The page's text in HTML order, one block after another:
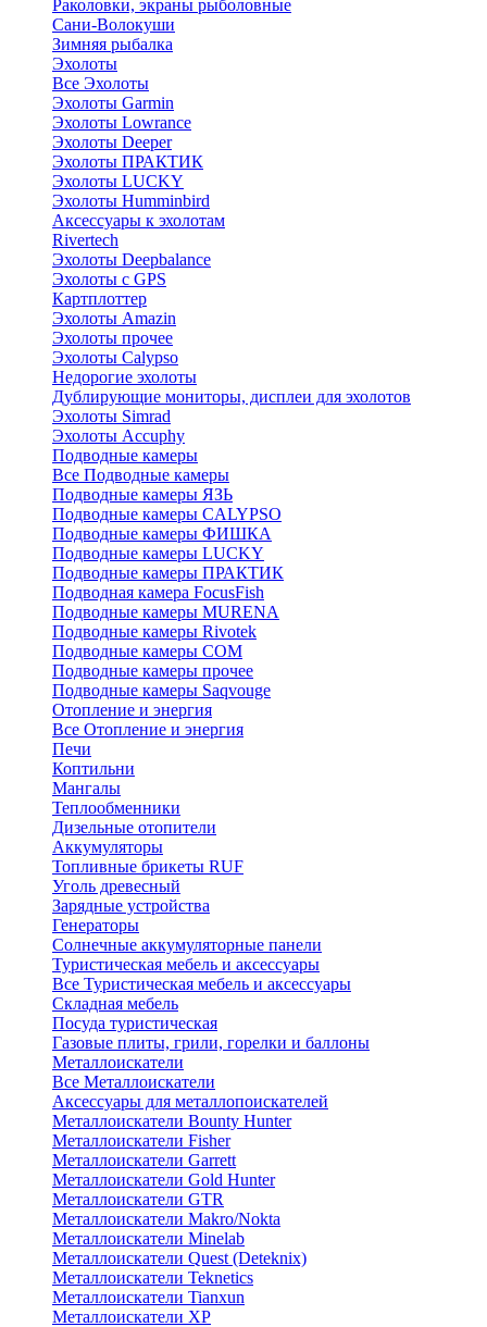
Раколовки, экраны рыболовные
Сани-Волокуши
Зимняя рыбалка
Эхолоты
Все Эхолоты
Эхолоты Garmin
Эхолоты Lowrance
Эхолоты Deeper
Эхолоты ПРАКТИК
Эхолоты LUCKY
Эхолоты Humminbird
Аксессуары к эхолотам
Rivertech
Эхолоты Deepbalance
Эхолоты с GPS
Картплоттер
Эхолоты Amazin
Эхолоты прочее
Эхолоты Calypso
Недорогие эхолоты
Дублирующие мониторы, дисплеи для эхолотов
Эхолоты Simrad
Эхолоты Accuphy
Подводные камеры
Все Подводные камеры
Подводные камеры ЯЗЬ
Подводные камеры CALYPSO
Подводные камеры ФИШКА
Подводные камеры LUCKY
Подводные камеры ПРАКТИК
Подводная камера FocusFish
Подводные камеры MURENA
Подводные камеры Rivotek
Подводные камеры СОМ
Подводные камеры прочее
Подводные камеры Saqvouge
Отопление и энергия
Все Отопление и энергия
Печи
Коптильни
Мангалы
Теплообменники
Дизельные отопители
Аккумуляторы
Топливные брикеты RUF
Уголь древесный
Зарядные устройства
Генераторы
Солнечные аккумуляторные панели
Туристическая мебель и аксессуары
Все Туристическая мебель и аксессуары
Складная мебель
Посуда туристическая
Газовые плиты, грили, горелки и баллоны
Металлоискатели
Все Металлоискатели
Аксессуары для металлопоискателей
Металлоискатели Bounty Hunter
Металлоискатели Fisher
Металлоискатели Garrett
Металлоискатели Gold Hunter
Металлоискатели GTR
Металлоискатели Makro/Nokta
Металлоискатели Minelab
Металлоискатели Quest (Deteknix)
Металлоискатели Teknetics
Металлоискатели Tianxun
Металлоискатели XP